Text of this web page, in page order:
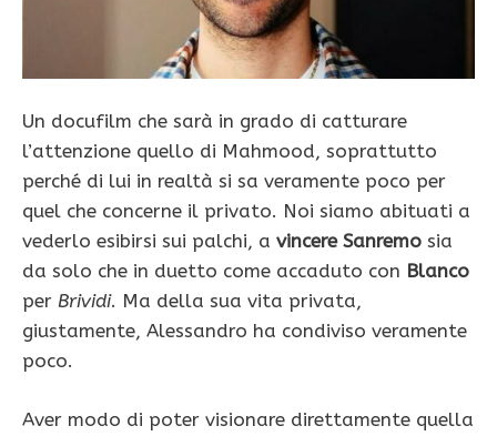
Un docufilm che sarà in grado di catturare
l’attenzione quello di Mahmood, soprattutto
perché di lui in realtà si sa veramente poco per
quel che concerne il privato. Noi siamo abituati a
vederlo esibirsi sui palchi, a vincere Sanremo sia
da solo che in duetto come accaduto con Blanco
per Brividi. Ma della sua vita privata,
giustamente, Alessandro ha condiviso veramente
poco.
Aver modo di poter visionare direttamente quella